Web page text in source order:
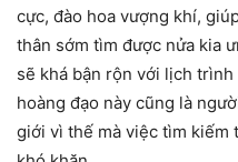
cực, đào hoa vượng khí,
thân sớm tìm được nửa kia
sẽ khá bận rộn với lịch
hoàng đạo này cũng là
giới vì thế mà việc tìm kiếm